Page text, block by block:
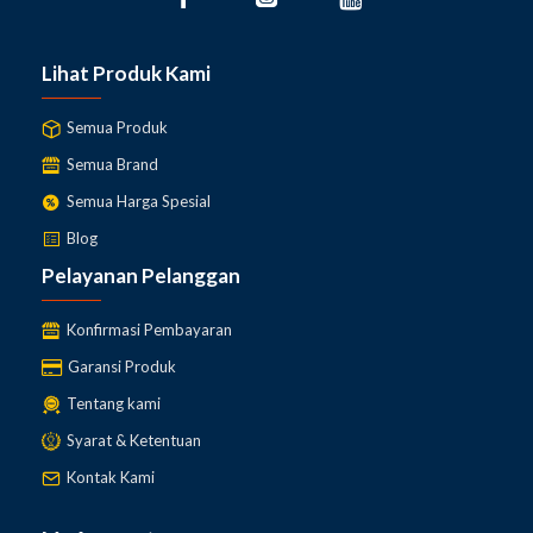
Lihat Produk Kami
Semua Produk
Semua Brand
Semua Harga Spesial
Blog
Pelayanan Pelanggan
Konfirmasi Pembayaran
Garansi Produk
Tentang kami
Syarat & Ketentuan
Kontak Kami